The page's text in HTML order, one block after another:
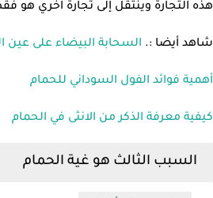
هذه التجارة وينتقل إلى تجارة اخري هو
شاهد أيضا :. السحابة البيضاء على عين
أهمية فوائد الفول السوداني للحمام
كيفية معرفة الذكر من الانثى في الحمام
السبب الثالث هو غية الحمام